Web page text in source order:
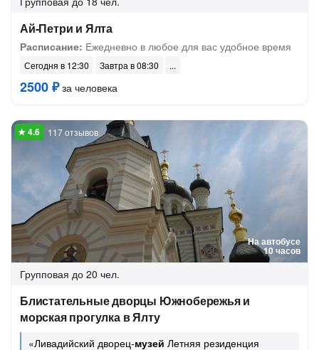
Ай-Петри и Ялта
Расписание: Ежедневно в любое для вас удобное время
Сегодня в 12:30 Завтра в 08:30
2500 ₽за человека
На автобусе
10 часов
117 отзывов
Групповая до 20 чел.
Блистательные дворцы Южнобережья и
морская прогулка в Ялту
«Ливадийский дворец-музей Летняя резиденция